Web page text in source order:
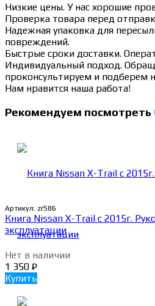
Низкие цены. У нас хорошие
Проверка товара перед
Надежная упаковка для
повреждений.
Быстрые сроки доставки.
Индивидуальный подход.
проконсультируем и подберем
Нам нравится наша работа!
Рекомендуем посмотреть
Артикул: zr586
Книга Nissan X-Trail c 2015г.
эксплуатации
Нет в наличии
1 350 ₽
Купить